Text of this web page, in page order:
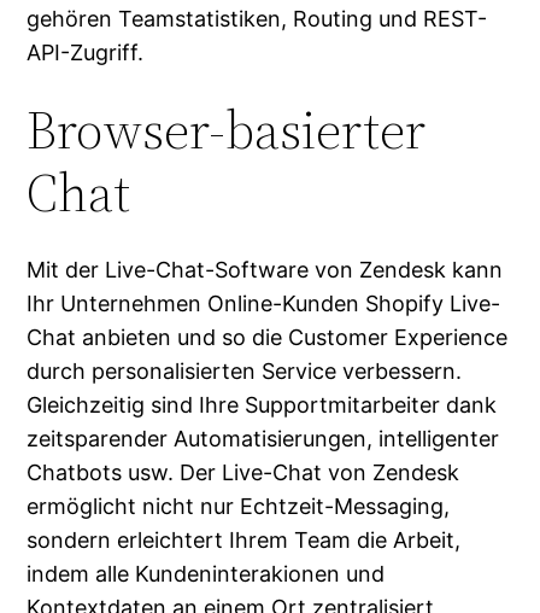
gehören Teamstatistiken, Routing und REST-
API-Zugriff.
Browser-basierter
Chat
Mit der Live-Chat-Software von Zendesk kann
Ihr Unternehmen Online-Kunden Shopify Live-
Chat anbieten und so die Customer Experience
durch personalisierten Service verbessern.
Gleichzeitig sind Ihre Supportmitarbeiter dank
zeitsparender Automatisierungen, intelligenter
Chatbots usw. Der Live-Chat von Zendesk
ermöglicht nicht nur Echtzeit-Messaging,
sondern erleichtert Ihrem Team die Arbeit,
indem alle Kundeninterakionen und
Kontextdaten an einem Ort zentralisiert